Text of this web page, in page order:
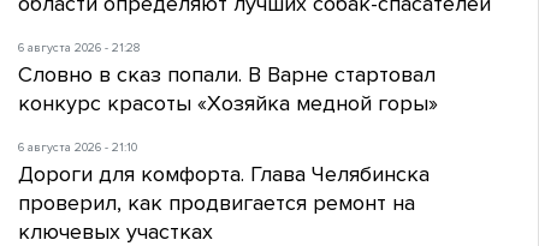
6 августа 2026 - 21:28
Словно в сказ попали. В Варне стартовал
конкурс красоты «Хозяйка медной горы»
6 августа 2026 - 21:10
Дороги для комфорта. Глава Челябинска
проверил, как продвигается ремонт на
ключевых участках